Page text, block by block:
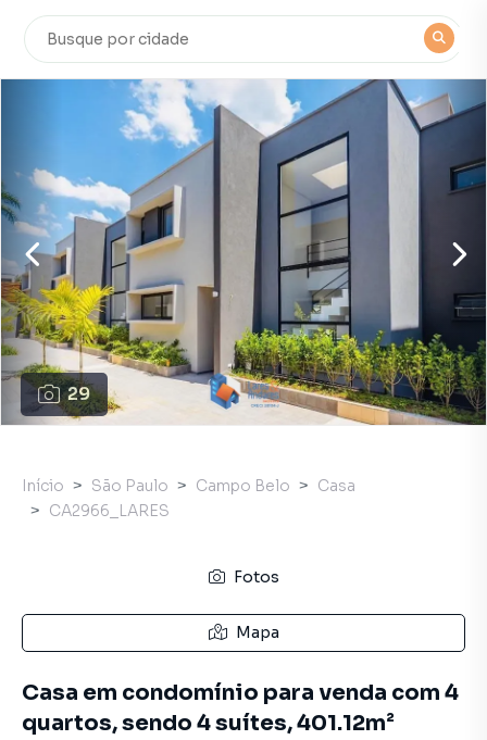
29
Início São Paulo Campo Belo
Casa
CA2966_LARES
Fotos
Mapa
Casa em condomínio para venda com 4
quartos, sendo 4 suítes, 401.12m²